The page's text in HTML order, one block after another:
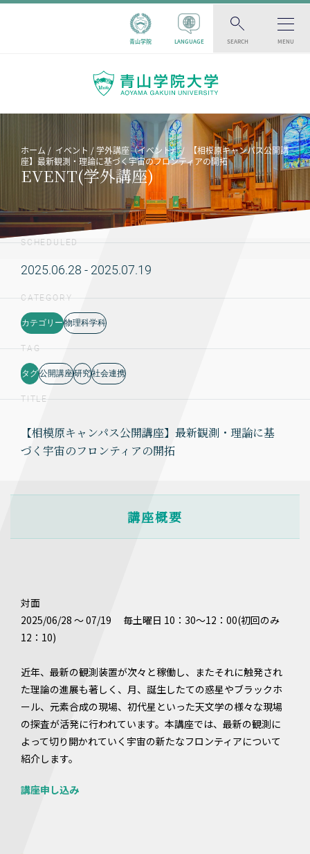
青山学院 LANGUAGE SEARCH MENU
ホーム イベント 学外講座（イベント）
【相模原キャンパス公開講
座】最新観測・理論に基づく宇宙のフロンティアの開拓
EVENT(学外講座)
SCHEDULED
2025.06.28 - 2025.07.19
CATEGORY
カテゴリー 物理科学科
TAG
タグ公開講座研究社会連携
TITLE
【相模原キャンパス公開講座】最新観測・理論に基
づく宇宙のフロンティアの開拓
講座概要
対面
2025/06/28 ～ 07/19 毎土曜日 10：30～12：00(初回のみ
12：10)
近年、最新の観測装置が次々と稼働し、またそれに触発され
た理論の進展も著しく、月、誕生したての惑星やブラックホ
ール、元素合成の現場、初代星といった天文学の様々な現場
の探査が活発に行われています。本講座では、最新の観測に
よって切り開かれていく宇宙の新たなフロンティアについて
紹介します。
講座申し込み